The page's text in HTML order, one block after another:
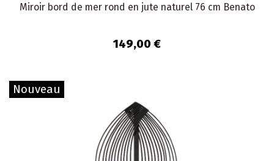
Miroir bord de mer rond en jute naturel 76 cm Benato
149,00 €
Nouveau